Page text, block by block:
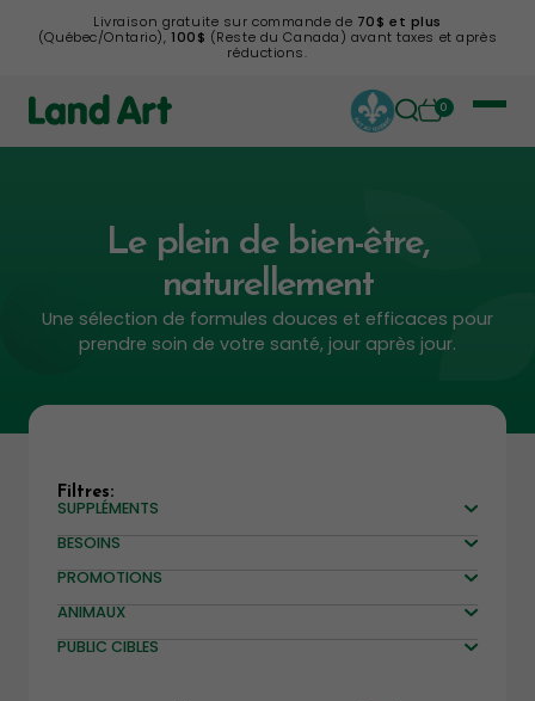
Livraison gratuite sur commande de 70$ et plus
(Québec/Ontario), 100$ (Reste du Canada) avant taxes et après
réductions.
0
Le plein de bien-être,
naturellement
Une sélection de formules douces et efficaces pour
prendre soin de votre santé, jour après jour.
Filtres:
SUPPLÉMENTS
BESOINS
PROMOTIONS
ANIMAUX
PUBLIC CIBLES